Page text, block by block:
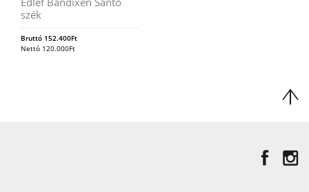
szék
Bruttó 152.400Ft
Nettó 120.000Ft